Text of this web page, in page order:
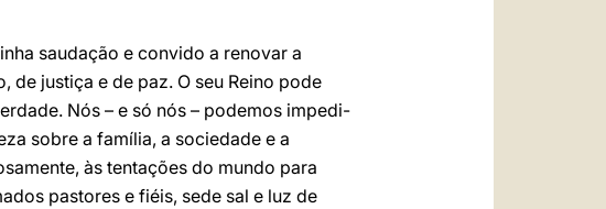
saudação e convido a renovar a
de justiça e de paz. O seu Reino pode
Nós – e só nós – podemos impedi-
sobre a família, a sociedade e a
às tentações do mundo para
pastores e fiéis, sede sal e luz de